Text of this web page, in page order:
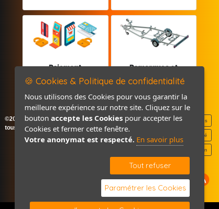
Paiement
Remorques et
©2026-2027 France Accastillage
tous droits réservés
Mentions légales
Politique de confidentialité
Contact / Plan
🍪 Cookies & Politique de confidentialité
Nous utilisons des Cookies pour vous garantir la
meilleure expérience sur notre site. Cliquez sur le
bouton accepte les Cookies pour accepter les
Cookies et fermer cette fenêtre.
Votre anonymat est respecté. En savoir plus
Tout refuser
Paramétrer les Cookies